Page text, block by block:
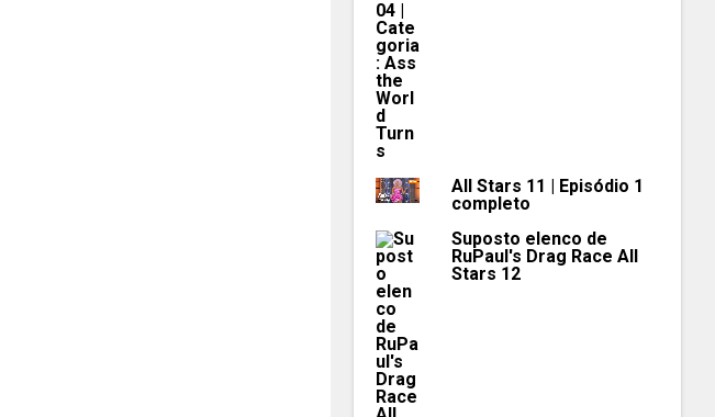
All Stars 11 | Episódio 1
completo
Suposto elenco de
RuPaul's Drag Race All
Stars 12